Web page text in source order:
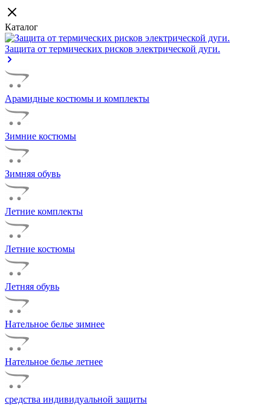
Каталог
Защита от термических рисков электрической дуги.
Арамидные костюмы и комплекты
Зимние костюмы
Зимняя обувь
Летние комплекты
Летние костюмы
Летняя обувь
Нательное белье зимнее
Нательное белье летнее
средства индивидуальной защиты